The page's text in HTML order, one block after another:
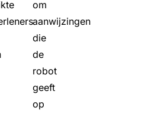
om
aanwijzingen
die
de
robot
geeft
op